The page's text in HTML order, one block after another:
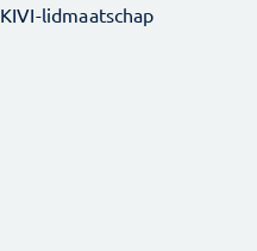
KIVI-lidmaatschap